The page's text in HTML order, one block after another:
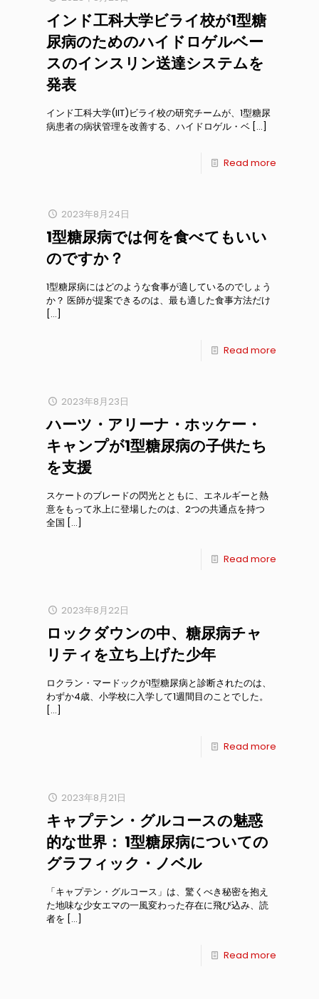
インド工科大学ビライ校が1型糖
尿病のためのハイドロゲルベー
スのインスリン送達システムを
発表
インド工科大学(IIT)ビライ校の研究チームが、1型糖尿
病患者の病状管理を改善する、ハイドロゲル・ベ […]
Read more
2023年8月24日
1型糖尿病では何を食べてもいい
のですか？
1型糖尿病にはどのような食事が適しているのでしょう
か？ 医師が提案できるのは、最も適した食事方法だけ
[…]
Read more
2023年8月23日
ハーツ・アリーナ・ホッケー・
キャンプが1型糖尿病の子供たち
を支援
スケートのブレードの閃光とともに、エネルギーと熱
意をもって氷上に登場したのは、2つの共通点を持つ
全国 […]
Read more
2023年8月22日
ロックダウンの中、糖尿病チャ
リティを立ち上げた少年
ロクラン・マードックが1型糖尿病と診断されたのは、
わずか4歳、小学校に入学して1週間目のことでした。
[…]
Read more
2023年8月21日
キャプテン・グルコースの魅惑
的な世界： 1型糖尿病についての
グラフィック・ノベル
「キャプテン・グルコース」は、驚くべき秘密を抱え
た地味な少女エマの一風変わった存在に飛び込み、読
者を […]
Read more